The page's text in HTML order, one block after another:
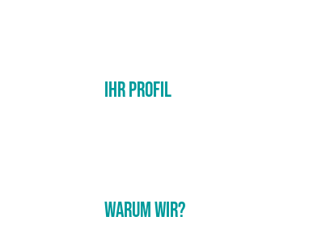
Ihr Profil
Warum wir?